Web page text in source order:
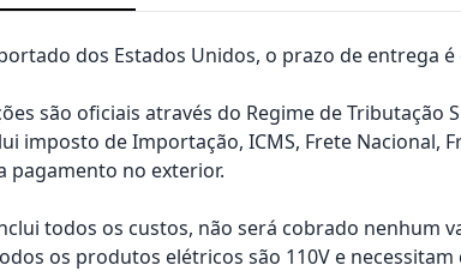
dos Estados Unidos, o prazo de entrega é
são oficiais através do Regime de Tributação
imposto de Importação, ICMS, Frete Nacional,
pagamento no exterior.
todos os custos, não será cobrado nenhum
os produtos elétricos são 110V e